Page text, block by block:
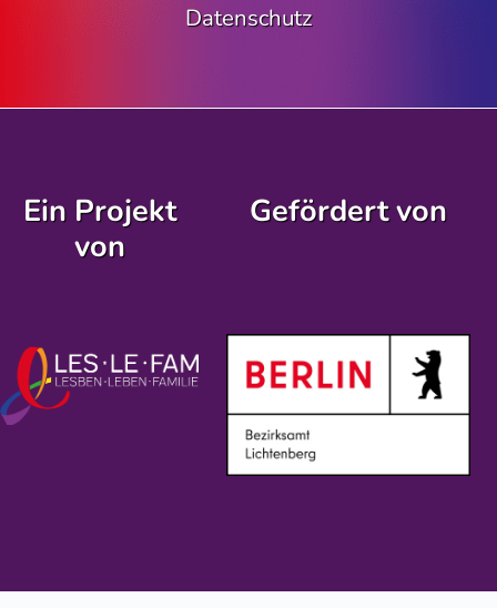
Datenschutz
Ein Projekt
von
Gefördert von